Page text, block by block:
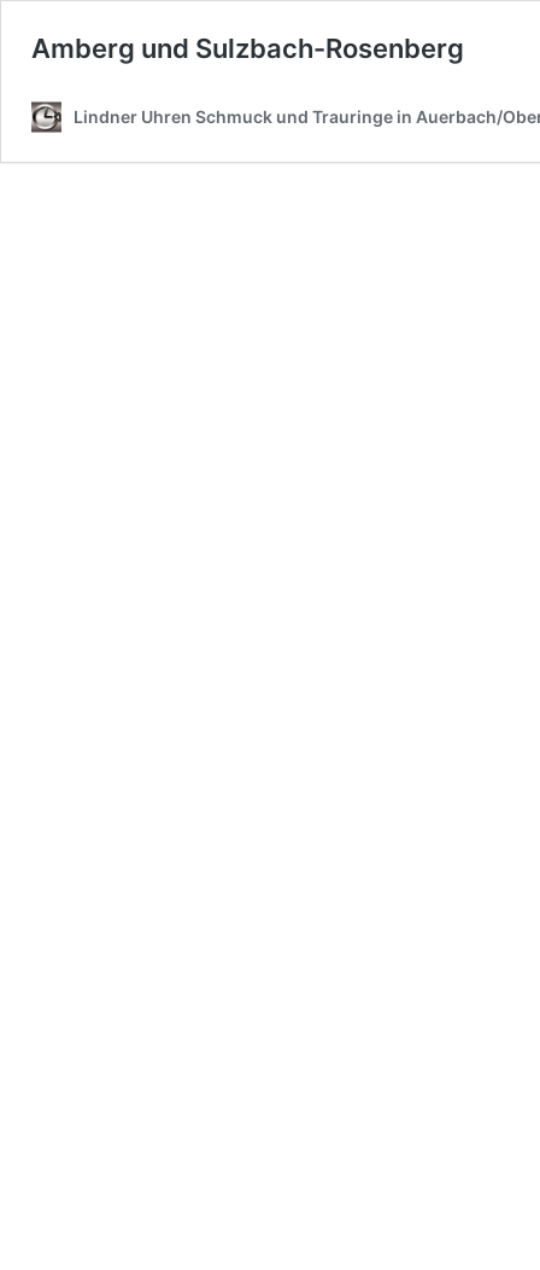
Amberg und Sulzbach-Rosenberg
Lindner Uhren Schmuck und Trauringe in Auerbach/